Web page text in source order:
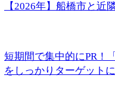
【2026年】船橋市と
短期間で集中的にPR！
をしっかりターゲット